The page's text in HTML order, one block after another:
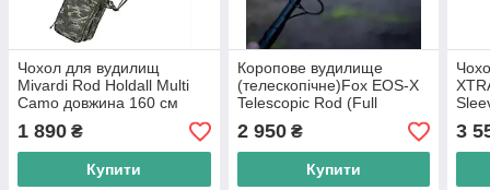
Чохол для вудилищ
Mivardi Rod Holdall Multi
Camo довжина 160 см
1 890 ₴
Купити
Коропове вудилище
(телескопічне)Fox EOS-X
Telescopic Rod (Full
Shrink) 12' 3,5lb
2 950₴
Купити
3